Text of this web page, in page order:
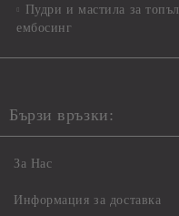
Пудри и мастила за топъл
ембосинг
Бързи връзки:
За Нас
Информация за доставка